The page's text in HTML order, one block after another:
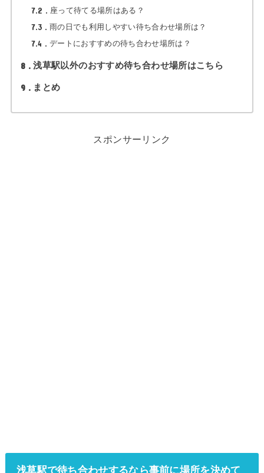
7.2 座って待てる場所はある？
7.3 雨の日でも利用しやすい待ち合わせ場所は？
7.4 デートにおすすめの待ち合わせ場所は？
8 浅草駅以外のおすすめ待ち合わせ場所はこちら
9 まとめ
スポンサーリンク
浅草駅で待ち合わせするなら事前に場所を決めて